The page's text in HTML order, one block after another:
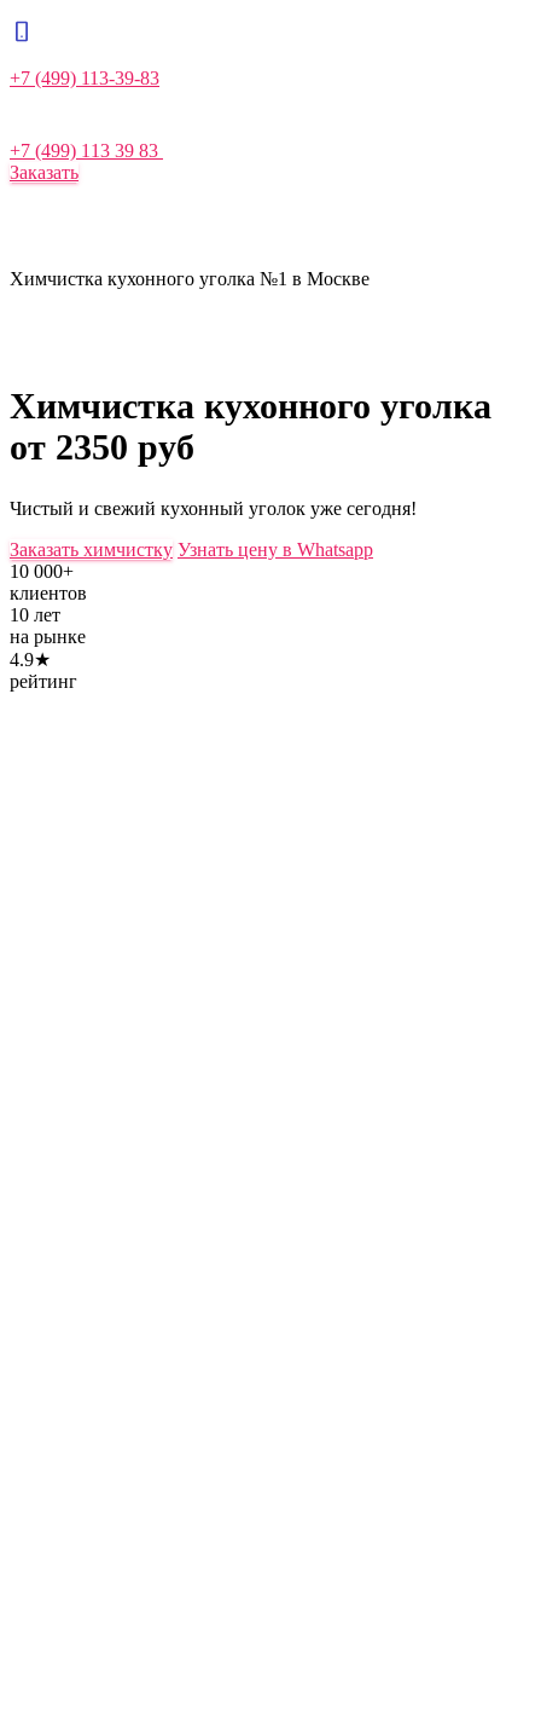
+7 (499) 113-39-83
+7 (499) 113 39 83
Заказать
Химчистка кухонного уголка №1 в Москве
Химчистка кухонного уголка
от 2350 руб
Чистый и свежий кухонный уголок уже сегодня!
Заказать химчистку Узнать цену в Whatsapp
10 000+
клиентов
10 лет
на рынке
4.9★
рейтинг